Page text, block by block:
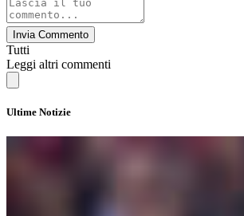
Invia Commento
Tutti
Leggi altri commenti
Ultime Notizie